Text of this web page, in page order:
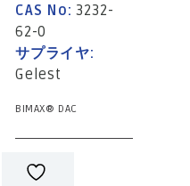
CAS No:3232-
62-0
サプライヤ:
Gelest
BIMAX® DAC